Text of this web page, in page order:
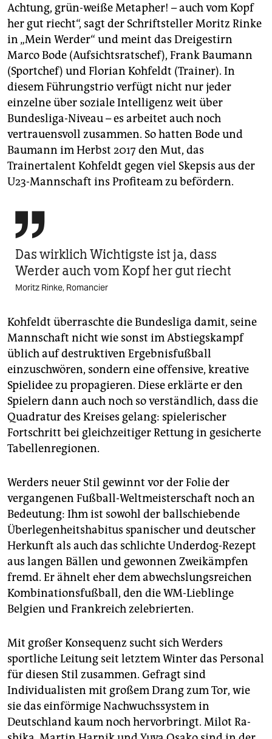
Achtung, grün-weiße Metapher! – auch vom Kopf
her gut riecht“, sagt der Schriftsteller Moritz Rinke
in „Mein Werder“ und meint das Dreigestirn
Marco Bode (Aufsichtsratschef), Frank Baumann
(Sportchef) und Florian Kohfeldt (Trainer). In
diesem Führungstrio verfügt nicht nur jeder
einzelne über soziale Intelligenz weit über
Bundesliga-Niveau – es arbeitet auch noch
vertrauensvoll zusammen. So hatten Bode und
Baumann im Herbst 2017 den Mut, das
Trainertalent Kohfeldt gegen viel Skepsis aus der
U23-Mannschaft ins Profiteam zu befördern.

Das wirklich Wichtigste ist ja, dass
Werder auch vom Kopf her gut riecht
Moritz Rinke, Romancier
Kohfeldt überraschte die Bundesliga damit, seine
Mannschaft nicht wie sonst im Abstiegskampf
üblich auf destruktiven Ergebnisfußball
einzuschwören, sondern eine offensive, kreative
Spielidee zu propagieren. Diese erklärte er den
Spielern dann auch noch so verständlich, dass die
Quadratur des Kreises gelang: spielerischer
Fortschritt bei gleichzeitiger Rettung in gesicherte
Tabellenregionen.
Werders neuer Stil gewinnt vor der Folie der
vergangenen Fußball-Weltmeisterschaft noch an
Bedeutung: Ihm ist sowohl der ballschiebende
Überlegenheitshabitus spanischer und deutscher
Herkunft als auch das schlichte Underdog-Rezept
aus langen Bällen und gewonnen Zweikämpfen
fremd. Er ähnelt eher dem abwechslungsreichen
Kombinationsfußball, den die WM-Lieblinge
Belgien und Frankreich zelebrierten.
Mit großer Konsequenz sucht sich Werders
sportliche Leitung seit letztem Winter das Personal
für diesen Stil zusammen. Gefragt sind
Individualisten mit großem Drang zum Tor, wie
sie das einförmige Nachwuchssystem in
Deutschland kaum noch hervorbringt. Milot Ra­